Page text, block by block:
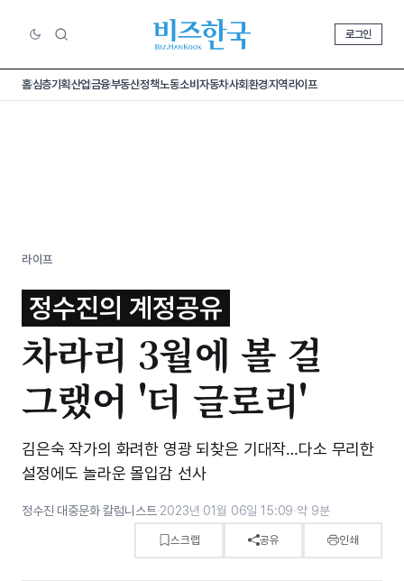
로그인
홈심층기획산업금융부동산정책노동소비 자동차사회환경지역라이프
라이프
정수진의 계정공유
차라리 3월에 볼 걸
그랬어 '더 글로리'
김은숙 작가의 화려한 영광 되찾은 기대작…다소 무리한
설정에도 놀라운 몰입감 선사
정수진 대중문화 칼럼니스트·2023년 01월 06일 15:09·약 9분
스크랩 공유 인쇄